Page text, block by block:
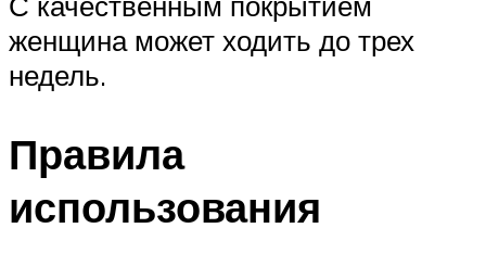
женщина может ходить до трех
недель.
Правила
использования